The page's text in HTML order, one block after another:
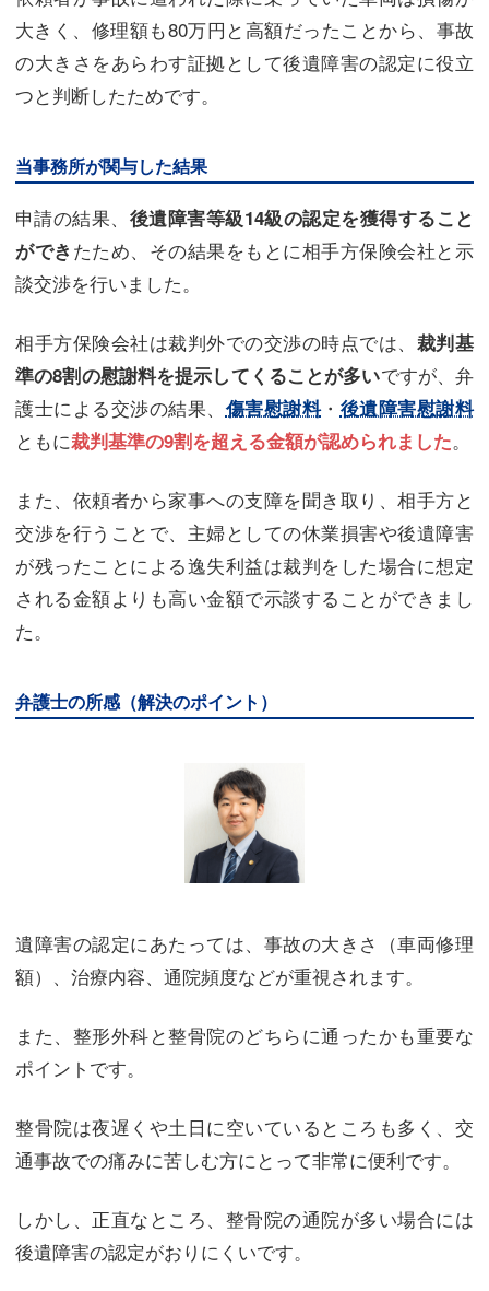
大きく、修理額も80万円と高額だったことから、事故
の大きさをあらわす証拠として後遺障害の認定に役立
つと判断したためです。
当事務所が関与した結果
申請の結果、 後遺障害等級14級の認定を獲得すること
ができ たため、その結果をもとに相手方保険会社と示
談交渉を行いました。
相手方保険会社は裁判外での交渉の時点では、 裁判基
準の8割の慰謝料を提示してくることが多いですが、弁
護士による交渉の結果、傷害慰謝料・ 後遺障害慰謝料
ともに裁判基準の9割を超える金額が認められました。
また、依頼者から家事への支障を聞き取り、相手方と
交渉を行うことで、主婦としての休業損害や後遺障害
が残ったことによる逸失利益は裁判をした場合に想定
される金額よりも高い金額で示談することができまし
た。
弁護士の所感（解決のポイント）
遺障害の認定にあたっては、事故の大きさ（車両修理
額）、治療内容、通院頻度などが重視されます。
また、整形外科と整骨院のどちらに通ったかも重要な
ポイントです。
整骨院は夜遅くや土日に空いているところも多く、交
通事故での痛みに苦しむ方にとって非常に便利です。
しかし、正直なところ、整骨院の通院が多い場合には
後遺障害の認定がおりにくいです。